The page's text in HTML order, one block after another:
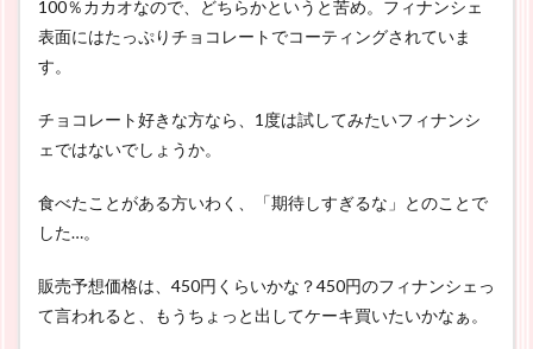
100％カカオなので、どちらかというと苦め。フィナンシェ
表面にはたっぷりチョコレートでコーティングされていま
す。
チョコレート好きな方なら、1度は試してみたいフィナンシ
ェではないでしょうか。
食べたことがある方いわく、「期待しすぎるな」とのことで
した…。
販売予想価格は、450円くらいかな？450円のフィナンシェっ
て言われると、もうちょっと出してケーキ買いたいかなぁ。